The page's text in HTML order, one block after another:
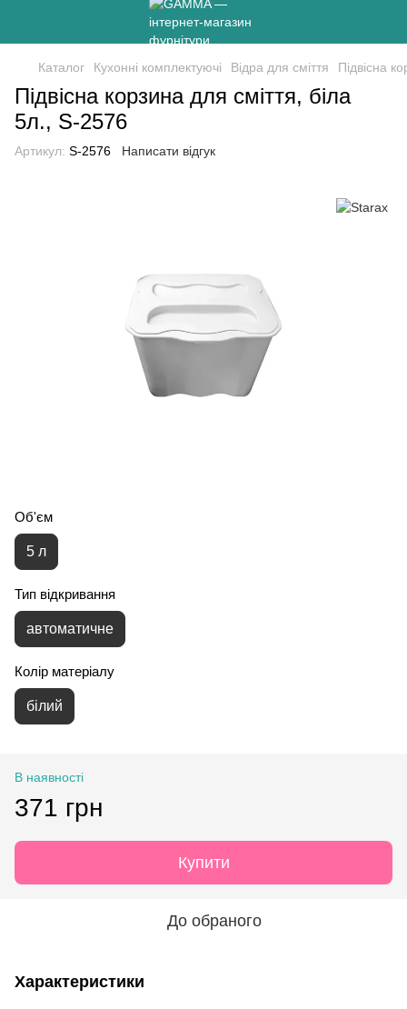
Каталог Кухонні комплектуючі Відра для сміття Підвісна
Підвісна корзина для сміття, біла
5л., S-2576
Артикул: S-2576 Написати відгук
Об'єм
5 л
Тип відкривання
автоматичне
Колір матеріалу
білий
В наявності
371 грн
Купити
До обраного
Характеристики